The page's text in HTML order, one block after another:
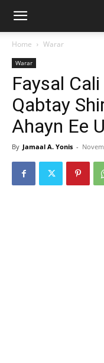
Home Warar
Warar
Faysal
Qabtay
Ahayn Ee
By Jamaal A. Yonis -